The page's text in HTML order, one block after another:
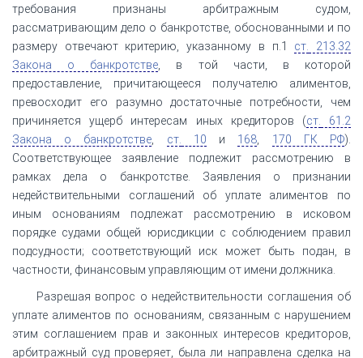
требования признаны арбитражным судом,
рассматривающим дело о банкротстве, обоснованными и по
размеру отвечают критерию, указанному в п.1 ст.
213.32
Закона о банкротстве , в той части, в которой
предоставление, причитающееся получателю алиментов,
превосходит его разумно достаточные потребности, чем
причиняется ущерб интересам иных кредиторов (ст.
61.2
Закона о банкротстве
ст. 10 и 168 170 ГК РФ).
Соответствующее заявление подлежит рассмотрению в
рамках дела о банкротстве. Заявления о признании
недействительными соглашений об уплате алиментов по
иным основаниям подлежат рассмотрению в исковом
порядке судами общей юрисдикции с соблюдением правил
подсудности; соответствующий иск может быть подан, в
частности, финансовым управляющим от имени должника.
Разрешая вопрос о недействительности соглашения об
уплате алиментов по основаниям, связанным с нарушением
этим соглашением прав и законных интересов кредиторов,
арбитражный суд проверяет, была ли направлена сделка на